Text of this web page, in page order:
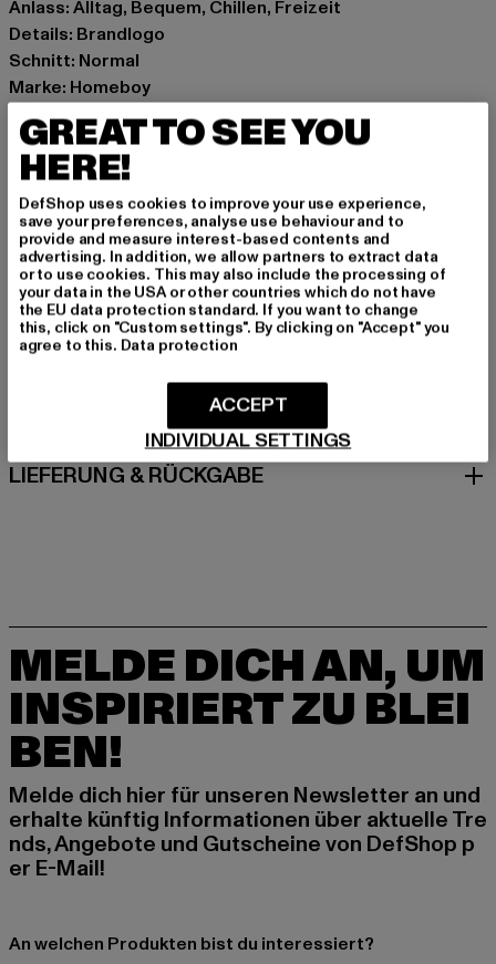
Anlass: Alltag, Bequem, Chillen, Freizeit
Details: Brandlogo
Schnitt: Normal
Marke: Homeboy
Kat.: T-Shirts
Farbe: schwarz
Hersteller Farbe: black
Materialzusammensetzung: 100% Baumwolle
Art.Nr: 01TS3036-00007
Hersteller: License to Thrill GmbH |service@homeboy.eu
Max-Planck-Straße 2 | 63150 Heusenstamm | DE
GRÖSSE & PASSFORM
PFLEGEHINWEISE
LIEFERUNG & RÜCKGABE
MELDE DICH AN, UM
INSPIRIERT ZU BLEI
BEN!
Melde dich hier für unseren Newsletter an und
erhalte künftig Informationen über aktuelle Tre
nds, Angebote und Gutscheine von DefShop p
er E-Mail!
An welchen Produkten bist du interessiert?
GREAT TO SEE YOU
HERE!
DefShop uses cookies to improve your use experience,
save your preferences, analyse use behaviour and to
provide and measure interest-based contents and
advertising. In addition, we allow partners to extract data
or to use cookies. This may also include the processing of
your data in the USA or other countries which do not have
the EU data protection standard. If you want to change
this, click on "Custom settings". By clicking on "Accept" you
agree to this. Data protection
INDIVIDUAL SETTINGS
ACCEPT